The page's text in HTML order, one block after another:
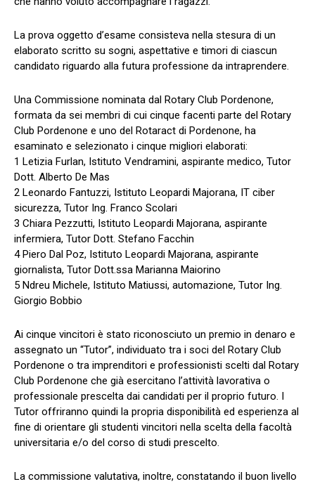
La prova oggetto d’esame consisteva nella stesura di un
elaborato scritto su sogni, aspettative e timori di ciascun
candidato riguardo alla futura professione da intraprendere.
Una Commissione nominata dal Rotary Club Pordenone,
formata da sei membri di cui cinque facenti parte del Rotary
Club Pordenone e uno del Rotaract di Pordenone, ha
esaminato e selezionato i cinque migliori elaborati:
1 Letizia Furlan, Istituto Vendramini, aspirante medico, Tutor
Dott. Alberto De Mas
2 Leonardo Fantuzzi, Istituto Leopardi Majorana, IT ciber
sicurezza, Tutor Ing. Franco Scolari
3 Chiara Pezzutti, Istituto Leopardi Majorana, aspirante
infermiera, Tutor Dott. Stefano Facchin
4 Piero Dal Poz, Istituto Leopardi Majorana, aspirante
giornalista, Tutor Dott.ssa Marianna Maiorino
5 Ndreu Michele, Istituto Matiussi, automazione, Tutor Ing.
Giorgio Bobbio
Ai cinque vincitori è stato riconosciuto un premio in denaro e
assegnato un “Tutor”, individuato tra i soci del Rotary Club
Pordenone o tra imprenditori e professionisti scelti dal Rotary
Club Pordenone che già esercitano l’attività lavorativa o
professionale prescelta dai candidati per il proprio futuro. I
Tutor offriranno quindi la propria disponibilità ed esperienza al
fine di orientare gli studenti vincitori nella scelta della facoltà
universitaria e/o del corso di studi prescelto.
La commissione valutativa, inoltre, constatando il buon livello